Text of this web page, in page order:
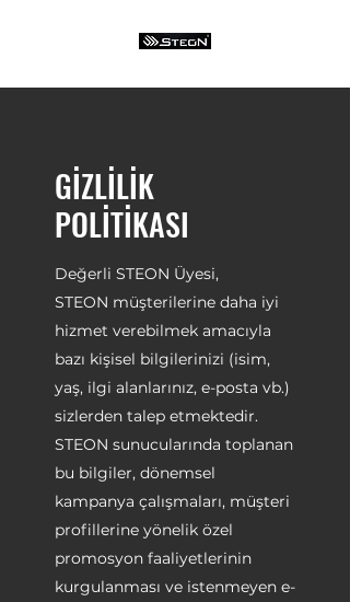
GİZLİLİK
POLİTİKASI
Değerli STEON Üyesi,
STEON müşterilerine daha iyi
hizmet verebilmek amacıyla
bazı kişisel bilgilerinizi (isim,
yaş, ilgi alanlarınız, e-posta vb.)
sizlerden talep etmektedir.
STEON sunucularında toplanan
bu bilgiler, dönemsel
kampanya çalışmaları, müşteri
profillerine yönelik özel
promosyon faaliyetlerinin
kurgulanması ve istenmeyen e-